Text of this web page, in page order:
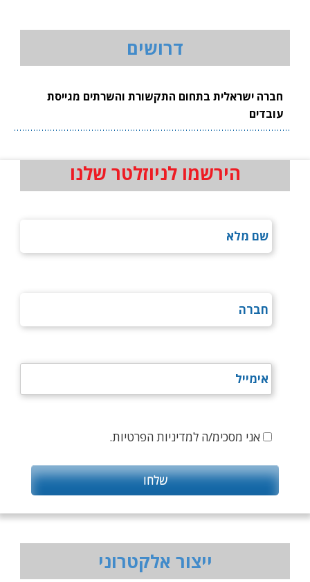
דרושים
חברה ישראלית בתחום התקשורת והשרתים מגייסת
עובדים
הירשמו לניוזלטר שלנו
אני מסכימ/ה למדיניות הפרטיות.
ייצור אלקטרוני